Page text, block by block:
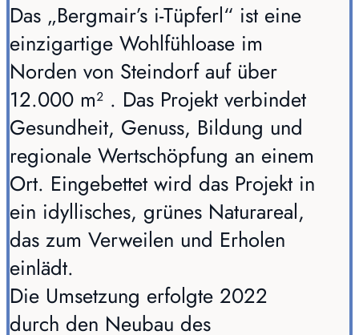
Das „Bergmair’s i-Tüpferl“ ist eine
einzigartige Wohlfühloase im
Norden von Steindorf auf über
12.000 m² . Das Projekt verbindet
Gesundheit, Genuss, Bildung und
regionale Wertschöpfung an einem
Ort. Eingebettet wird das Projekt in
ein idyllisches, grünes Naturareal,
das zum Verweilen und Erholen
einlädt.
Die Umsetzung erfolgte 2022
durch den Neubau des